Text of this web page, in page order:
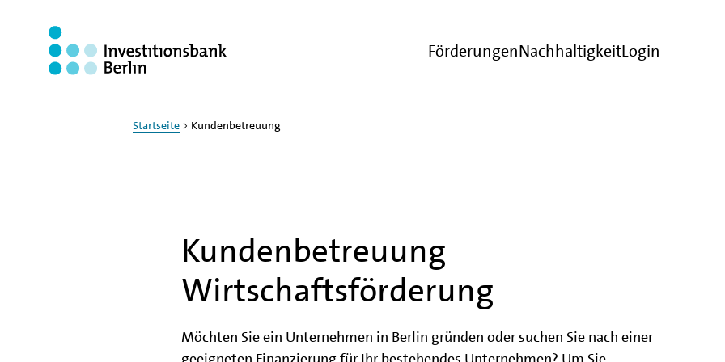
FörderungenNachhaltigkeitLogin
Startseite Kundenbetreuung
Kundenbetreuung
Wirtschaftsförderung
Möchten Sie ein Unternehmen in Berlin gründen oder suchen Sie nach einer